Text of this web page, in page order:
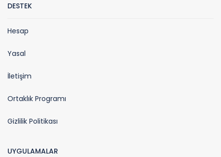
DESTEK
Hesap
Yasal
İletişim
Ortaklık Programı
Gizlilik Politikası
UYGULAMALAR